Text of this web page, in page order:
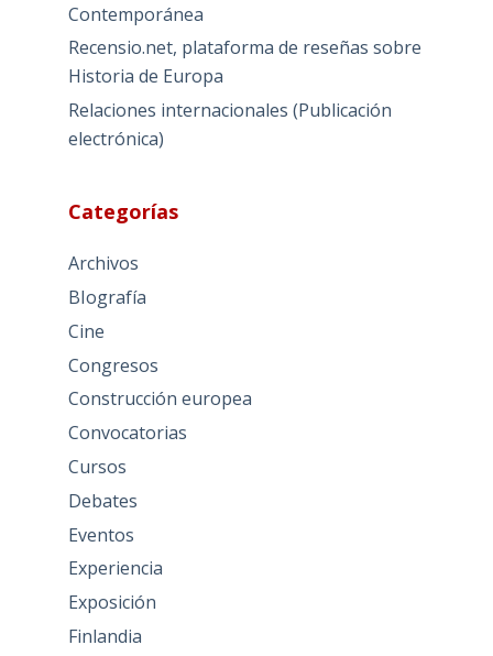
Contemporánea
Recensio.net, plataforma de reseñas sobre
Historia de Europa
Relaciones internacionales (Publicación
electrónica)
Categorías
Archivos
BIografía
Cine
Congresos
Construcción europea
Convocatorias
Cursos
Debates
Eventos
Experiencia
Exposición
Finlandia